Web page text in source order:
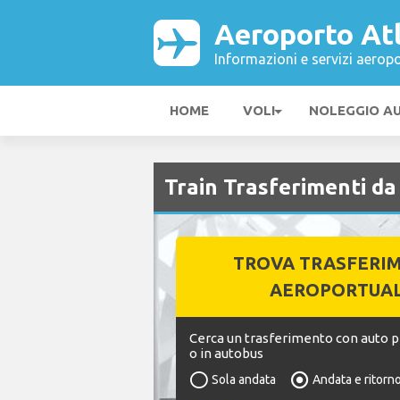
Aeroporto
Informazioni e servizi
HOME VOLI NOLEGGIO
Train Trasferimenti
TROVA
Cerca un trasferimento con auto
o in autobus
Sola andata
Andata e ritorno